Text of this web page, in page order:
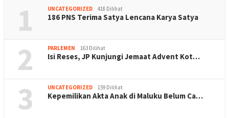
1 UNCATEGORIZED 418 Dilihat
186 PNS Terima Satya Lencana Karya Satya
2 PARLEMEN 163 Dilihat
Isi Reses, JP Kunjungi Jemaat Advent Kot…
3 UNCATEGORIZED 159 Dilihat
Kepemilikan Akta Anak di Maluku Belum Ca…